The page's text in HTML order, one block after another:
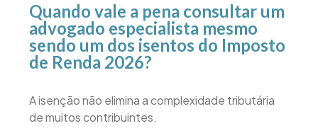
Quando vale a pena consultar um
advogado especialista mesmo
sendo um dos isentos do Imposto
de Renda 2026?
A isenção não elimina a complexidade tributária
de muitos contribuintes.